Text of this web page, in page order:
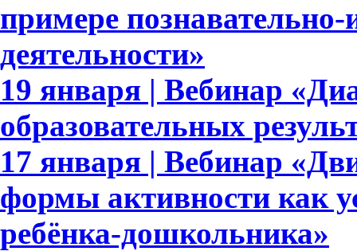
примере познавательно-
деятельности»
19 января | Вебинар
образовательных
17 января | Вебинар
формы активности как
ребёнка-дошкольника»